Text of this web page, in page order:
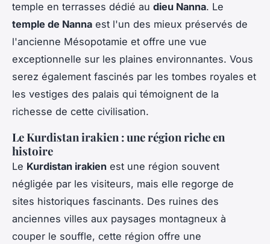
temple en terrasses dédié au dieu Nanna. Le
temple de Nanna est l'un des mieux préservés de
l'ancienne Mésopotamie et offre une vue
exceptionnelle sur les plaines environnantes. Vous
serez également fascinés par les tombes royales et
les vestiges des palais qui témoignent de la
richesse de cette civilisation.
Le Kurdistan irakien : une région riche en
histoire
Le Kurdistan irakien est une région souvent
négligée par les visiteurs, mais elle regorge de
sites historiques fascinants. Des ruines des
anciennes villes aux paysages montagneux à
couper le souffle, cette région offre une